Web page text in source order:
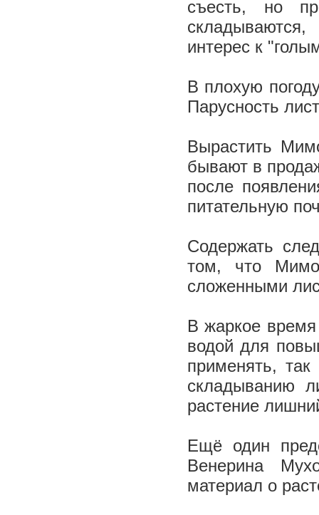
съесть, но
интерес к
В плохую
Па­русность
Вырастить
бывают в
после
питательную
Содержать
том, что
сложенными
В жаркое время
водой для
применять,
складыванию
растение
Ещё один
Венерина
материал о